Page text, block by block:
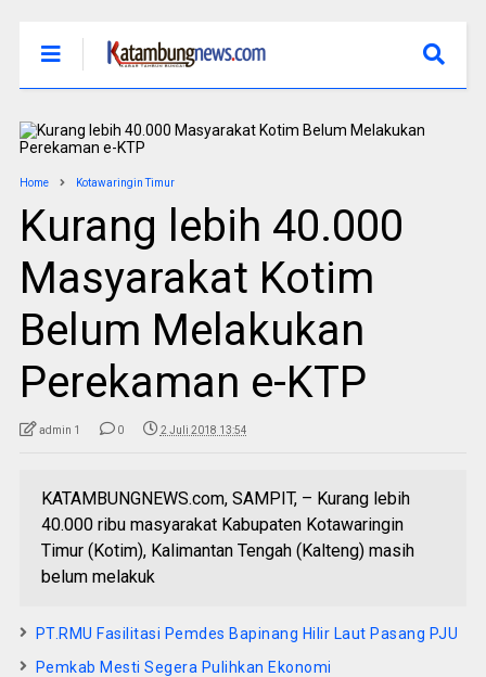
Home Kotawaringin Timur
Kurang lebih 40.000
Masyarakat Kotim
Belum Melakukan
Perekaman e-KTP
admin 1 0 2 Juli 2018 13:54
KATAMBUNGNEWS.com, SAMPIT, – Kurang lebih
40.000 ribu masyarakat Kabupaten Kotawaringin
Timur (Kotim), Kalimantan Tengah (Kalteng) masih
belum melakuk
PT.RMU Fasilitasi Pemdes Bapinang Hilir Laut Pasang PJU
Pemkab Mesti Segera Pulihkan Ekonomi